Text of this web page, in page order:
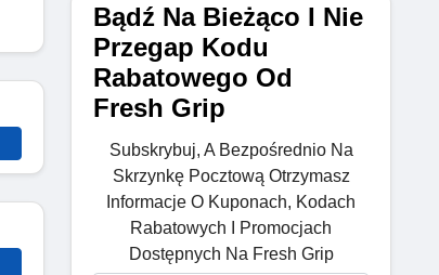
Bądź Na Bieżąco I Nie
Przegap Kodu
Rabatowego Od
Fresh Grip
Subskrybuj, A Bezpośrednio Na
Skrzynkę Pocztową Otrzymasz
Informacje O Kuponach, Kodach
Rabatowych I Promocjach
Dostępnych Na Fresh Grip